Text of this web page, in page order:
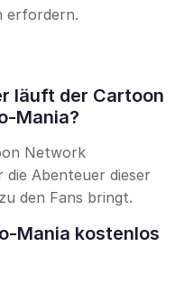
erfordern.
läuft der Cartoon
Mania?
Network
die Abenteuer dieser
den Fans bringt.
Mania kostenlos